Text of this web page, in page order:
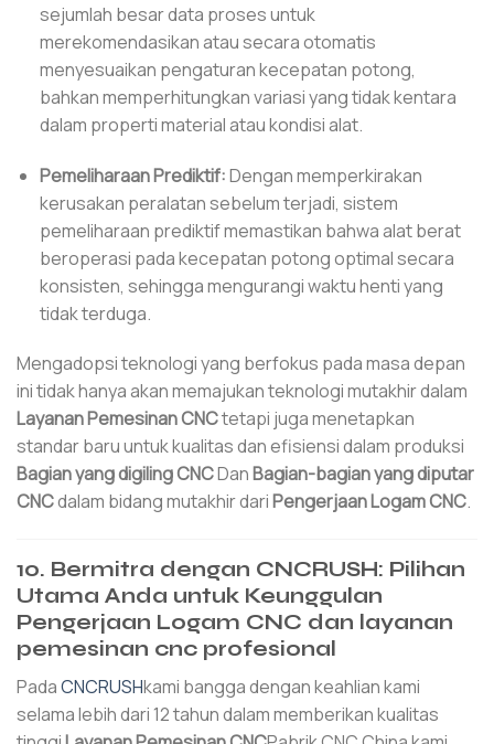
sejumlah besar data proses untuk
merekomendasikan atau secara otomatis
menyesuaikan pengaturan kecepatan potong,
bahkan memperhitungkan variasi yang tidak kentara
dalam properti material atau kondisi alat.
Pemeliharaan Prediktif:Dengan memperkirakan
kerusakan peralatan sebelum terjadi, sistem
pemeliharaan prediktif memastikan bahwa alat berat
beroperasi pada kecepatan potong optimal secara
konsisten, sehingga mengurangi waktu henti yang
tidak terduga.
Mengadopsi teknologi yang berfokus pada masa depan
ini tidak hanya akan memajukan teknologi mutakhir dalam
Layanan Pemesinan CNCtetapi juga menetapkan
standar baru untuk kualitas dan efisiensi dalam produksi
Bagian yang digiling CNCDanBagian-bagian yang diputar
CNCdalam bidang mutakhir dariPengerjaan Logam CNC.
10. Bermitra dengan CNCRUSH: Pilihan
Utama Anda untuk Keunggulan
Pengerjaan Logam CNC dan layanan
pemesinan cnc profesional
PadaCNCRUSHkami bangga dengan keahlian kami
selama lebih dari 12 tahun dalam memberikan kualitas